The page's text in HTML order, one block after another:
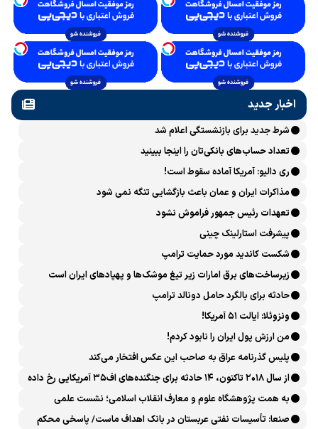
اخبار جدید
شرط جدید برای بازنشستگی اعلام شد
تعداد حساب‌های بانکی‌تان را اینجا ببینید
ری دالیو: آمریکا آماده سقوط است!
مذاکرات ایران و عمان باعث بازگشایی تنگه نمی شود
تعهدات رئیس جمهور فراموش نشود
پیشرفت ‏استارلینک چینی
شکست کاندید مورد حمایت ترامپ
زیرساخت‌های برق امارات زیر تیغ موشک‌ها و پهپادهای ایران است
حادثه برای بالگرد حامل دونالد ترامپ
ونزوئلا: ایالت ۵۱ آمریکا!
من ارزش پول ایران را نابود کردم!
پلیس گذرنامه عراق به صاحب این عکس افتخار می‌کند
از سال ۲۰۱۸ تاکنون، ۱۴ حادثه برای جنگنده‌های اف۳۵ آمریکایی رخ داده
است
به همت پژوهشگاه علوم و معارف انقلاب اسلامی؛ نشست علمی
«اربعین حسینی در منظومه فکری رهبر شهید، امام خامنه‌ای» برگزار
صنعا: تأسیسات نفتی عربستان در بانک اهداف ماست/ پاسخی محکم